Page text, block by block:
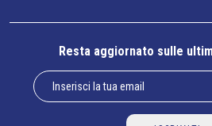
Resta aggiornato sulle